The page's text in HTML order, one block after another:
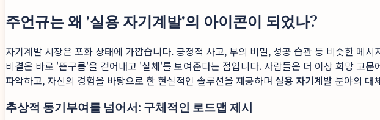
주언규는 왜 '실용 자기계발'의 아이콘이 되었나?
자기계발 시장은 포화 상태에 가깝습니다. 긍정적 사고, 부의 비밀, 성공 습관 등 비슷한 메
비결은 바로 '뜬구름'을 걷어내고 '실체'를 보여준다는 점입니다. 사람들은 더 이상 희망 고
파악하고, 자신의 경험을 바탕으로 한 현실적인 솔루션을 제공하며 실용 자기계발 분야의 대
추상적 동기부여를 넘어서: 구체적인 로드맵 제시